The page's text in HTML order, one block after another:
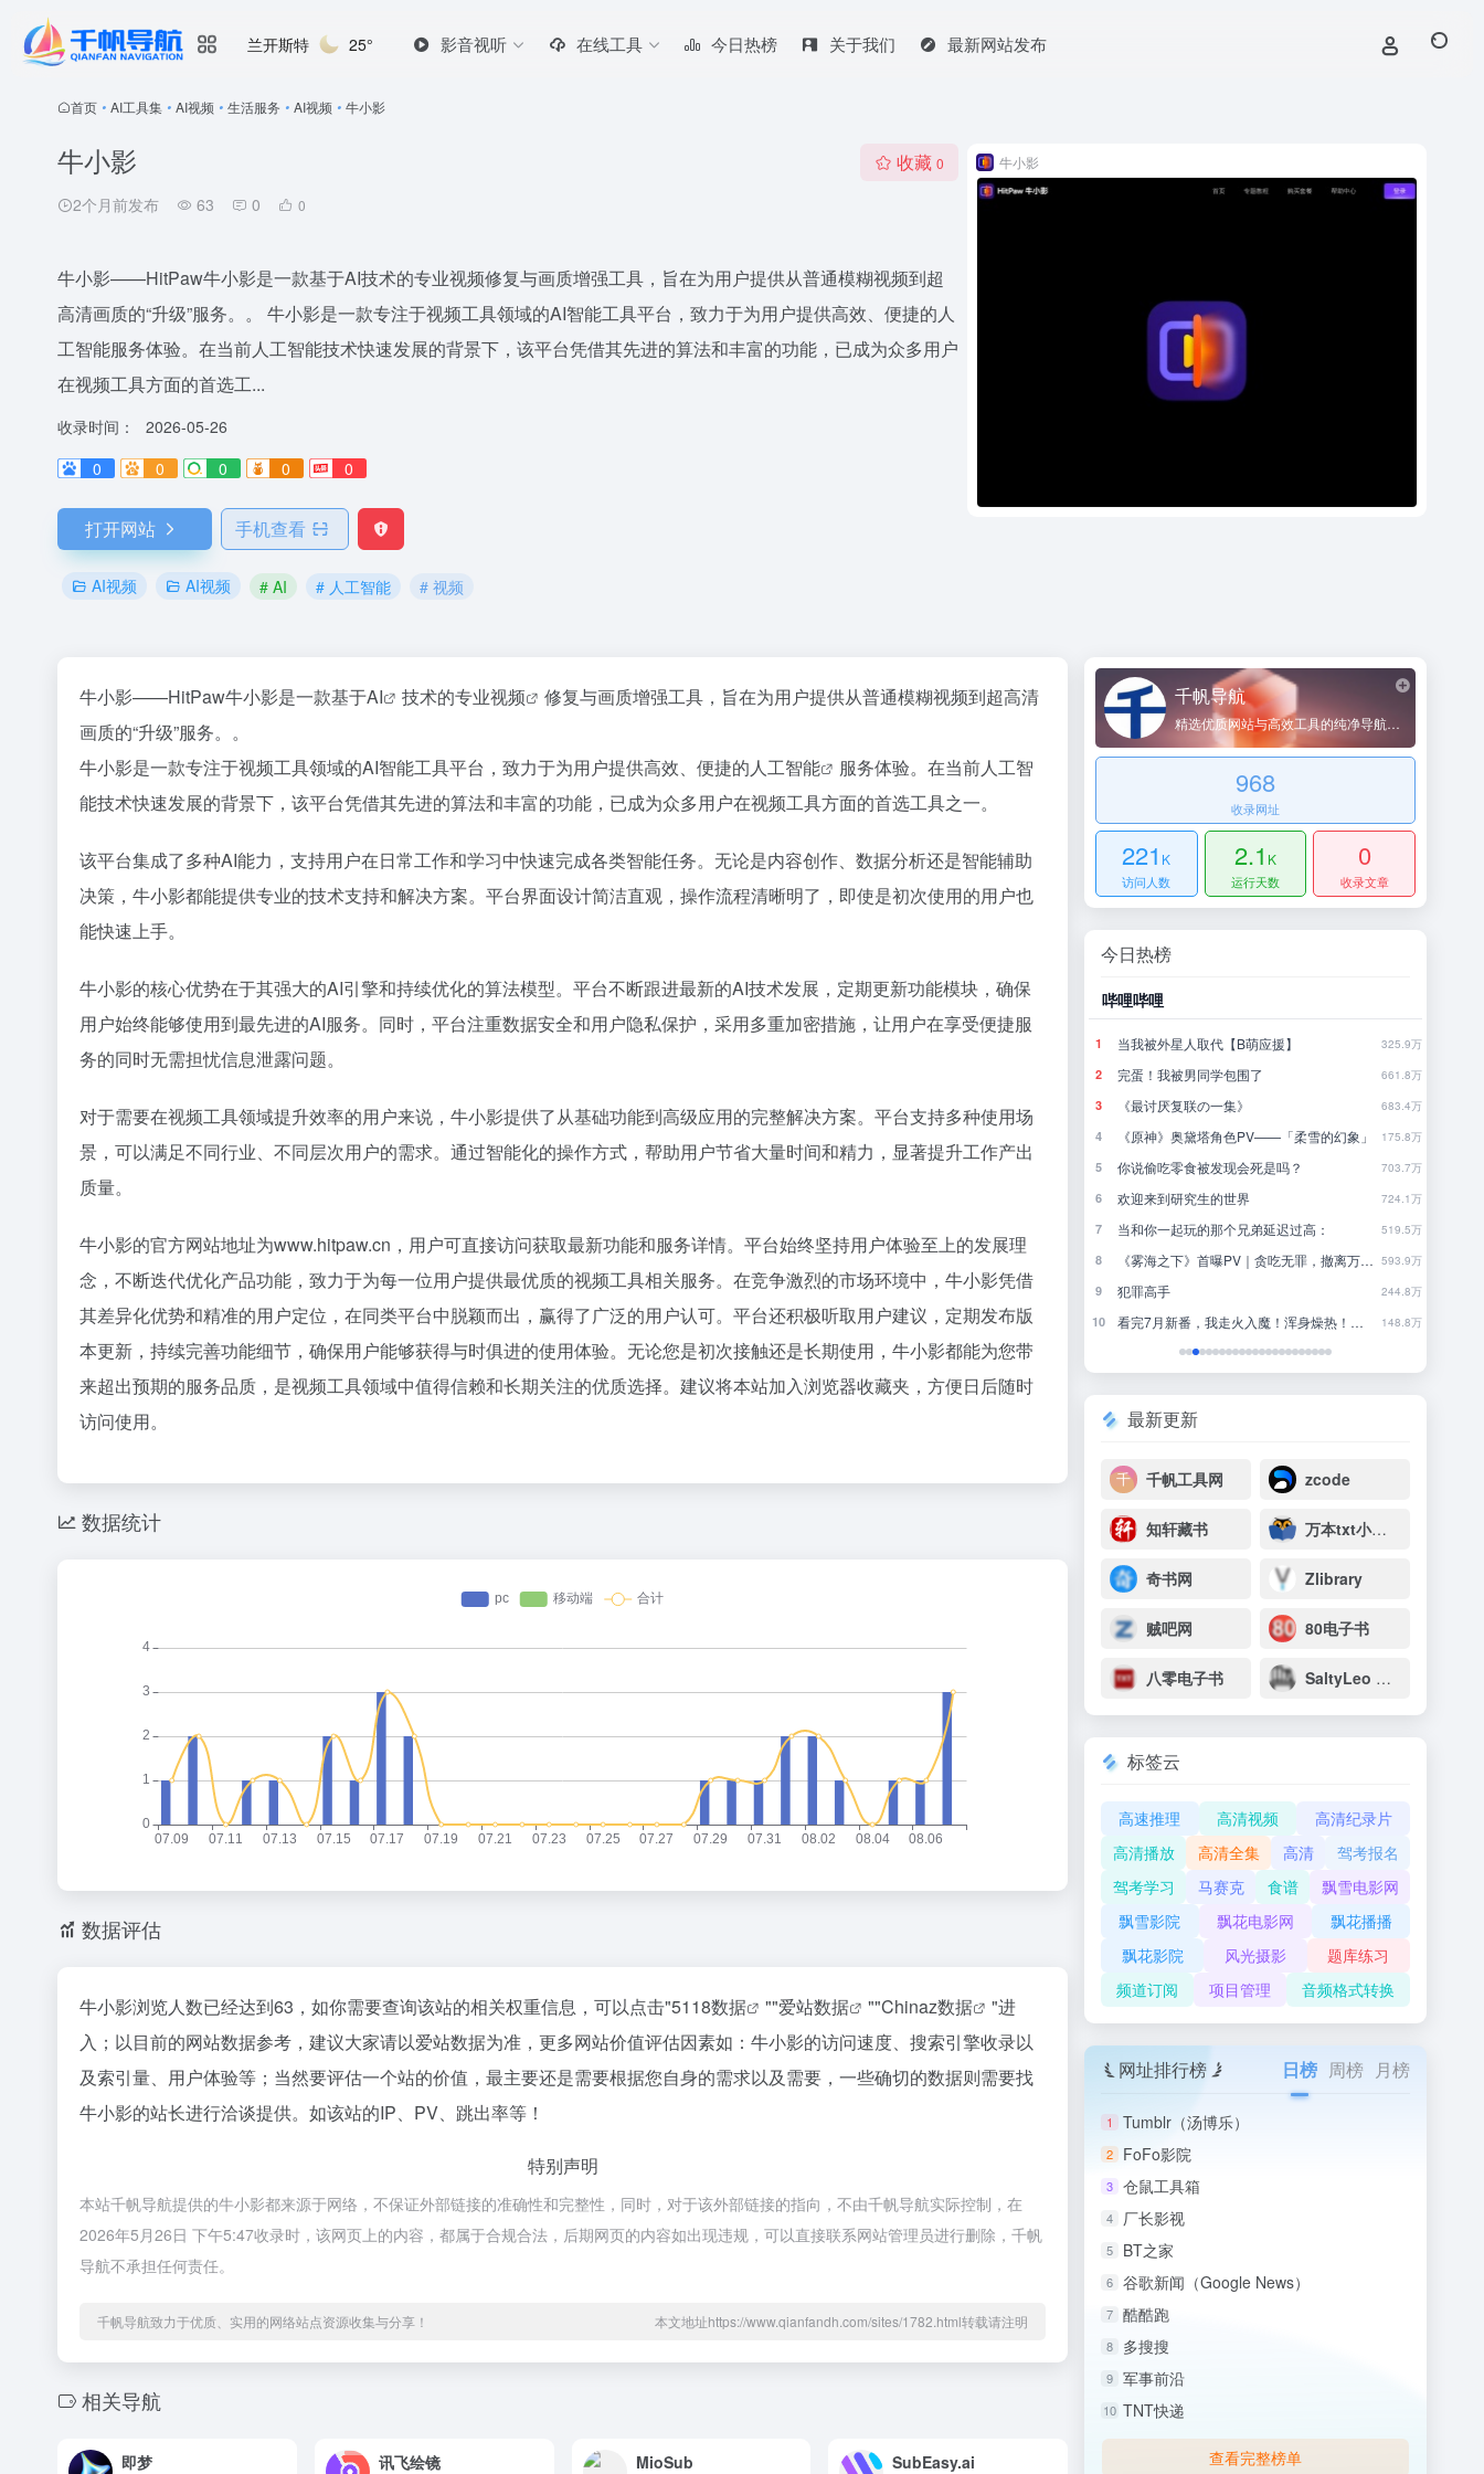
兰开斯特 25° 影音视听 在线工具 今日热榜 关于我们 最新网站发布
首页 • AI工具集 • AI视频 • 生活服务 • AI视频 • 牛小影
牛小影
2个月前发布 63 0 0
收藏 0
牛小影——HitPaw牛小影是一款基于AI技术的专业视频修复与画质增强工具，旨在为用户提供从普通模糊视频到超
高清画质的“升级”服务。。 牛小影是一款专注于视频工具领域的AI智能工具平台，致力于为用户提供高效、便捷的人
工智能服务体验。在当前人工智能技术快速发展的背景下，该平台凭借其先进的算法和丰富的功能，已成为众多用户
在视频工具方面的首选工...
收录时间：
2026-05-26
0
0 0 0 0
打开网站 手机查看
AI视频 AI视频 # AI # 人工智能 # 视频
牛小影
牛小影——HitPaw牛小影是一款基于AI 技术的专业视频
修复与画质增强工具，旨在为用户提供从普通模糊视频到超高清
画质的“升级”服务。。
牛小影是一款专注于视频工具领域的AI智能工具平台，致力于为用户提供高效、便捷的人工智能
服务体验。在当前人工智
能技术快速发展的背景下，该平台凭借其先进的算法和丰富的功能，已成为众多用户在视频工具方面的首选工具之一。
该平台集成了多种AI能力，支持用户在日常工作和学习中快速完成各类智能任务。无论是内容创作、数据分析还是智能辅助
决策，牛小影都能提供专业的技术支持和解决方案。平台界面设计简洁直观，操作流程清晰明了，即使是初次使用的用户也
能快速上手。
牛小影的核心优势在于其强大的AI引擎和持续优化的算法模型。平台不断跟进最新的AI技术发展，定期更新功能模块，确保
用户始终能够使用到最先进的AI服务。同时，平台注重数据安全和用户隐私保护，采用多重加密措施，让用户在享受便捷服
务的同时无需担忧信息泄露问题。
对于需要在视频工具领域提升效率的用户来说，牛小影提供了从基础功能到高级应用的完整解决方案。平台支持多种使用场
景，可以满足不同行业、不同层次用户的需求。通过智能化的操作方式，帮助用户节省大量时间和精力，显著提升工作产出
质量。
牛小影的官方网站地址为www.hitpaw.cn，用户可直接访问获取最新功能和服务详情。平台始终坚持用户体验至上的发展理
念，不断迭代优化产品功能，致力于为每一位用户提供最优质的视频工具相关服务。在竞争激烈的市场环境中，牛小影凭借
其差异化优势和精准的用户定位，在同类平台中脱颖而出，赢得了广泛的用户认可。平台还积极听取用户建议，定期发布版
本更新，持续完善功能细节，确保用户能够获得与时俱进的使用体验。无论您是初次接触还是长期使用，牛小影都能为您带
来超出预期的服务品质，是视频工具领域中值得信赖和长期关注的优质选择。建议将本站加入浏览器收藏夹，方便日后随时
访问使用。
数据统计
数据评估
牛小影浏览人数已经达到63，如你需要查询该站的相关权重信息，可以点击"5118数据 ""爱站数据 ""Chinaz数据
"进
入；以目前的网站数据参考，建议大家请以爱站数据为准，更多网站价值评估因素如：牛小影的访问速度、搜索引擎收录以
及索引量、用户体验等；当然要评估一个站的价值，最主要还是需要根据您自身的需求以及需要，一些确切的数据则需要找
牛小影的站长进行洽谈提供。如该站的IP、PV、跳出率等！
特别声明
本站千帆导航提供的牛小影都来源于网络，不保证外部链接的准确性和完整性，同时，对于该外部链接的指向，不由千帆导航实际控制，在
2026年5月26日 下午5:47收录时，该网页上的内容，都属于合规合法，后期网页的内容如出现违规，可以直接联系网站管理员进行删除，千帆
导航不承担任何责任。
千帆导航致力于优质、实用的网络站点资源收集与分享！ 本文地址https://www.qianfandh.com/sites/1782.html转载请注明
相关导航
即梦 讯飞绘镜 MioSub SubEasy.ai
千帆导航
精选优质网站与高效工具的纯净导航平台
968
收录网址
221 K
访问人数
2.1 K
运行天数
0
收录文章
今日热榜
36氪
3 花800块钱找点罪受
OpenAI 音箱：果味设计，但比苹果多走一步
AI办公尚未决出胜负，打工人先给大厂交了1500“首付”
梁文锋，告别“价格屠夫” 20
10 五路玩家齐下场，AI办公超级入口争夺战全面打响 2
百度热搜
3 国防部回应日本试射“战斧”导弹
河南三支一扶笔试成绩作废 将重考
我在夏夜麦霸活动只唱了88分？
9 向鹏0-3不敌张本智和
10 “立秋的第一杯奶茶”又爆单了
哔哩哔哩
1 当我被外星人取代【B萌应援】 325.9万
2 完蛋！我被男同学包围了 661.8万
3 《最讨厌复联の一集》 683.4万
4 《原神》奥黛塔角色PV——「柔雪的幻象」 175.8万
5 你说偷吃零食被发现会死是吗？ 703.7万
6 欢迎来到研究生的世界 724.1万
7 当和你一起玩的那个兄弟延迟过高： 519.5万
8 《雾海之下》首曝PV｜贪吃无罪，撤离万岁！ 593.9万
9 犯罪高手 244.8万
10 看完7月新番，我走火入魔！浑身燥热！【泛式】 148.8万
最新更新
千帆工具网 zcode
知轩藏书 万本txt小说下载网
奇书网 Zlibrary
贼吧网 80电子书
八零电子书 SaltyLeo 的书架
标签云
高速推理 高清视频
高清纪录片
高清播放
高清全集 高清
驾考报名
驾考学习
马赛克 食谱
飘雪电影网
飘雪影院
飘花电影网
飘花播播
飘花影院
风光摄影
题库练习
频道订阅
项目管理 音频格式转换
网址排行榜 日榜 周榜 月榜
1 Tumblr（汤博乐）
2 FoFo影院
3 仓鼠工具箱
4 厂长影视
5 BT之家
6 谷歌新闻（Google News）
7 酷酷跑
8 多搜搜
9 军事前沿
10 TNT快递
查看完整榜单